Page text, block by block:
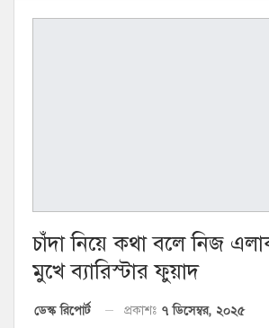
চাঁদা নিয়ে কথা বলে নিজ
মুখে ব্যারিস্টার ফুয়াদ
ডেস্ক রিপোর্ট প্রকাশঃ ৭ ডিসেম্বর, ২০২৫